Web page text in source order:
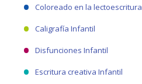
Coloreado en la lectoescritura
Caligrafía Infantil
Disfunciones Infantil
Escritura creativa Infantil